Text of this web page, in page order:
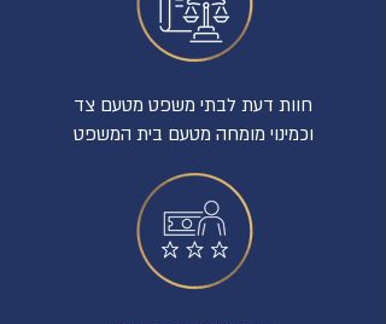
חוות דעת לבתי משפט מטעם צד
וכמינוי מומחה מטעם בית המשפט